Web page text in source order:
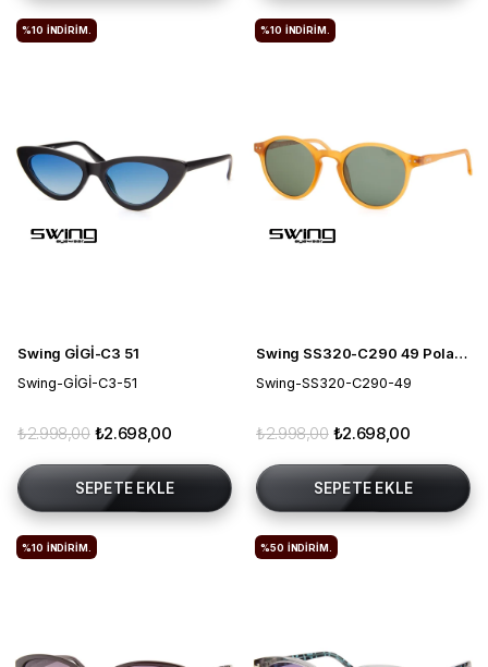
Swing GİGİ-C3 51
Swing-GİGİ-C3-51
₺2.698,00
₺2.998,00
SEPETE EKLE
%10 İNDIRIM.
Swing SS320-C290 49 Polarize Unisex Güneş Gözlüğü
Swing-SS320-C290-49
₺2.698,00
₺2.998,00
SEPETE EKLE
%10 İNDIRIM.
%10 İNDIRIM. %50 İNDIRIM.